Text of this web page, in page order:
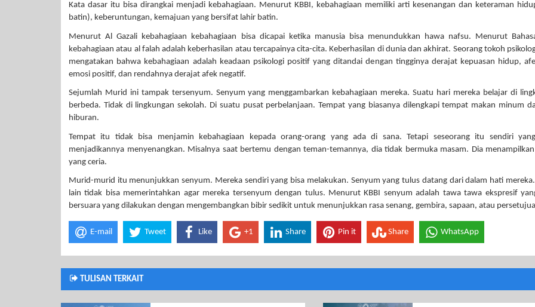
Kata dasar itu bisa dirangkai menjadi kebahagiaan. Menurut KBBI, kebahagiaan memiliki arti kesenangan dan keteraman
batin), keberuntungan, kemajuan yang bersifat lahir batin.
Menurut Al Gazali kebahagiaan kebahagiaan bisa dicapai ketika manusia bisa menundukkan hawa nafsu. Menurut
kebahagiaan atau al falah adalah keberhasilan atau tercapainya cita-cita. Keberhasilan di dunia dan akhirat. Seorang tokoh
mengatakan bahwa kebahagiaan adalah keadaan psikologi positif yang ditandai dengan tingginya derajat kepuasan hidup,
emosi positif, dan rendahnya derajat afek negatif.
Sejumlah Murid ini tampak tersenyum. Senyum yang menggambarkan kebahagiaan mereka. Suatu hari mereka belajar di
berbeda. Tidak di lingkungan sekolah. Di suatu pusat perbelanjaan. Tempat yang biasanya dilengkapi tempat makan minum
hiburan.
Tempat itu tidak bisa menjamin kebahagiaan kepada orang-orang yang ada di sana. Tetapi seseorang itu sendiri
menjadikannya menyenangkan. Misalnya saat bertemu dengan teman-temannya, dia tidak bermuka masam. Dia
yang ceria.
Murid-murid itu menunjukkan senyum. Mereka sendiri yang bisa melakukan. Senyum yang tulus datang dari dalam hati
lain tidak bisa memerintahkan agar mereka tersenyum dengan tulus. Menurut KBBI senyum adalah tawa tawa ekspresif
bersuara yang dilakukan dengan mengembangkan bibir sedikit untuk menunjukkan rasa senang, gembira, sapaan, atau
E-mail Tweet Like +1 Share Pin it Share WhatsApp
TULISAN TERKAIT